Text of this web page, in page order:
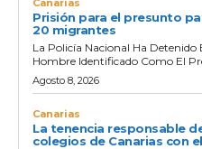
Prisión para el presunto
20 migrantes
La Policía Nacional Ha
Hombre Identificado Como El
Agosto 8, 2026
Canarias
La tenencia responsable
colegios de Canarias con